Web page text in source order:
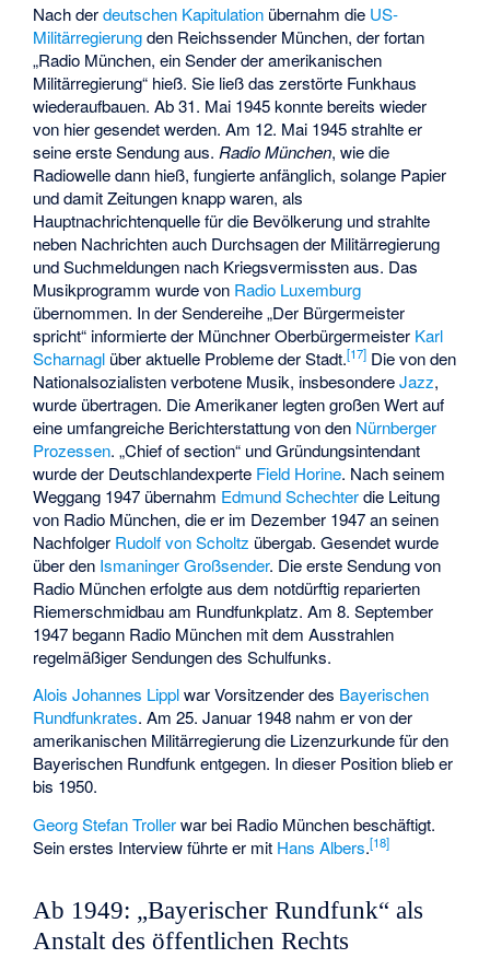
Nach derdeutschen Kapitulation übernahm die US-
Militärregierungden Reichssender München, der fortan
„Radio München, ein Sender der amerikanischen
Militärregierung“ hieß. Sie ließ das zerstörte Funkhaus
wiederaufbauen. Ab 31. Mai 1945 konnte bereits wieder
von hier gesendet werden. Am 12. Mai 1945 strahlte er
seine erste Sendung aus. Radio München, wie die
Radiowelle dann hieß, fungierte anfänglich, solange Papier
und damit Zeitungen knapp waren, als
Hauptnachrichtenquelle für die Bevölkerung und strahlte
neben Nachrichten auch Durchsagen der Militärregierung
und Suchmeldungen nach Kriegsvermissten aus. Das
Musikprogramm wurde von Radio Luxemburg
übernommen. In der Sendereihe „Der Bürgermeister
spricht“ informierte der Münchner Oberbürgermeister Karl
Scharnagl über aktuelle Probleme der Stadt.[17] Die von den
Nationalsozialisten verbotene Musik, insbesondereJazz,
wurde übertragen. Die Amerikaner legten großen Wert auf
eine umfangreiche Berichterstattung von den Nürnberger
Prozessen. „Chief of section“ und Gründungsintendant
wurde der Deutschlandexperte Field Horine. Nach seinem
Weggang 1947 übernahm Edmund Schechterdie Leitung
von Radio München, die er im Dezember 1947 an seinen
Nachfolger Rudolf von Scholtz übergab. Gesendet wurde
über den Ismaninger Großsender. Die erste Sendung von
Radio München erfolgte aus dem notdürftig reparierten
Riemerschmidbau am Rundfunkplatz. Am 8. September
1947 begann Radio München mit dem Ausstrahlen
regelmäßiger Sendungen des Schulfunks.
Alois Johannes Lipplwar Vorsitzender des Bayerischen
Rundfunkrates. Am 25. Januar 1948 nahm er von der
amerikanischen Militärregierung die Lizenzurkunde für den
Bayerischen Rundfunk entgegen. In dieser Position blieb er
bis 1950.
Georg Stefan Trollerwar bei Radio München beschäftigt.
Sein erstes Interview führte er mit Hans Albers.[18]
Ab 1949: „Bayerischer Rundfunk“ als
Anstalt des öffentlichen Rechts